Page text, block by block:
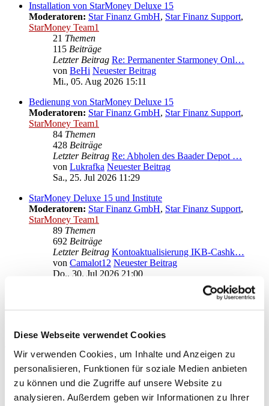
Diese Webseite verwendet Cookies
Wir verwenden Cookies, um Inhalte und Anzeigen zu
personalisieren, Funktionen für soziale Medien anbieten
zu können und die Zugriffe auf unsere Website zu
analysieren. Außerdem geben wir Informationen zu Ihrer
Installation von StarMoney Deluxe 15
Moderatoren: Star Finanz GmbH, Star Finanz Support,
StarMoney Team1
21 Themen
115 Beiträge
Letzter Beitrag Re: Permanenter Starmoney Onl…
von BeHi Neuester Beitrag
Mi., 05. Aug 2026 15:11
Bedienung von StarMoney Deluxe 15
Moderatoren: Star Finanz GmbH, Star Finanz Support,
StarMoney Team1
84 Themen
428 Beiträge
Letzter Beitrag Re: Abholen des Baader Depot …
von Lukrafka Neuester Beitrag
Sa., 25. Jul 2026 11:29
StarMoney Deluxe 15 und Institute
Moderatoren: Star Finanz GmbH, Star Finanz Support,
StarMoney Team1
89 Themen
692 Beiträge
Letzter Beitrag Kontoaktualisierung IKB-Cashk…
von Camalot12 Neuester Beitrag
Do., 30. Jul 2026 21:00
Anregungen und Wünsche zu StarMoney Deluxe 15
Star Finanz GmbH
↳ Ankündigungen der Star Finanz GmbH
↳ Inhalte OnlineUpdates (Produktaktualisierungen)
StarMoney Deluxe 15